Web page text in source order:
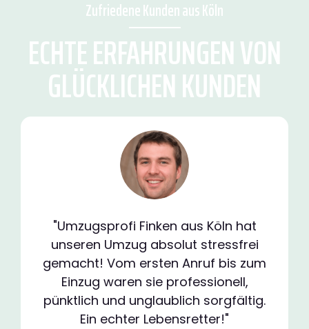
Zufriedene Kunden aus Köln
ECHTE ERFAHRUNGEN VON
GLÜCKLICHEN KUNDEN
"Umzugsprofi Finken aus Köln hat
unseren Umzug absolut stressfrei
gemacht! Vom ersten Anruf bis zum
Einzug waren sie professionell,
pünktlich und unglaublich sorgfältig.
Ein echter Lebensretter!"